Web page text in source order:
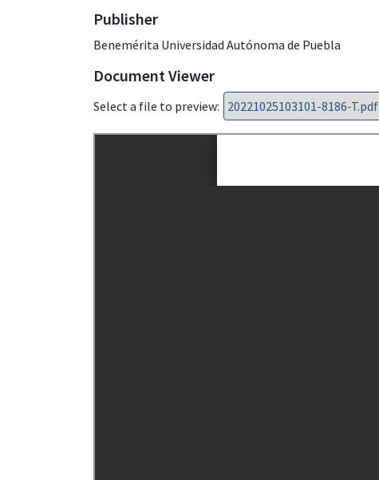
Publisher
Benemérita Universidad Autónoma de Puebla
Document Viewer
Select a file to preview: